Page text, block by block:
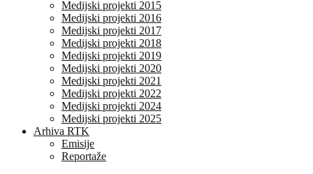
Medijski projekti 2015
Medijski projekti 2016
Medijski projekti 2017
Medijski projekti 2018
Medijski projekti 2019
Medijski projekti 2020
Medijski projekti 2021
Medijski projekti 2022
Medijski projekti 2024
Medijski projekti 2025
Arhiva RTK
Emisije
Reportaže